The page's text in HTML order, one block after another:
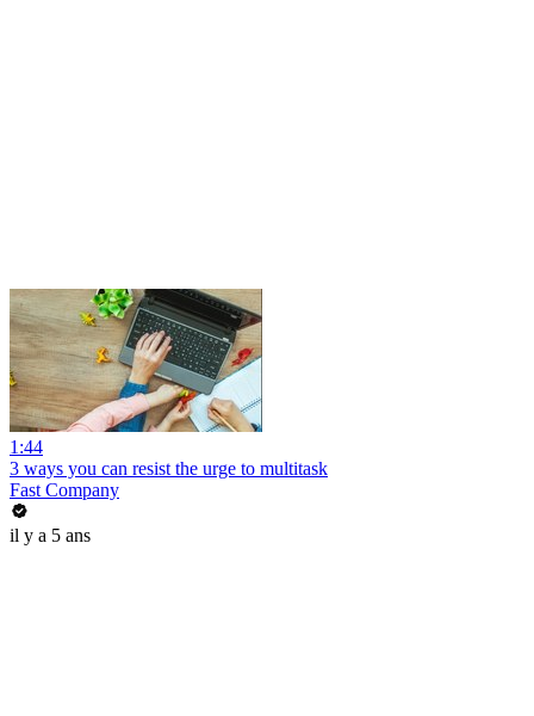
1:44
3 ways you can resist the urge to multitask
Fast Company
il y a 5 ans